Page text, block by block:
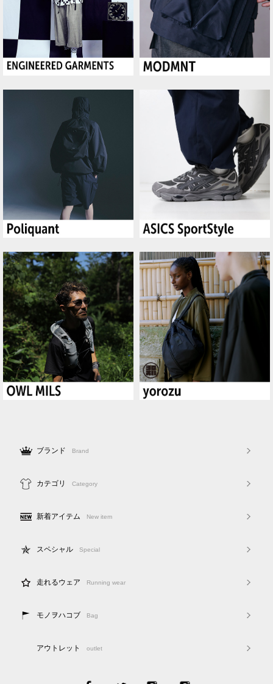
ブランド Brand
カテゴリ Category
新着アイテム New item
スペシャル Special
走れるウェア Running wear
モノヲハコブ Bag
アウトレット outlet